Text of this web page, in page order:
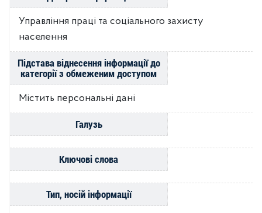
Управління праці та соціального захисту
населення
Підстава віднесення інформації до
категорії з обмеженим доступом
Містить персональні дані
Галузь
Ключові слова
Тип, носій інформації